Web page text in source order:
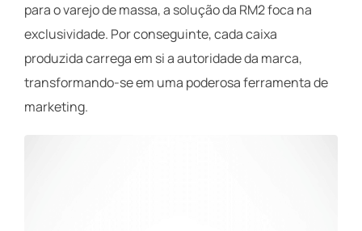
para o varejo de massa, a solução da RM2 foca na
exclusividade. Por conseguinte, cada caixa
produzida carrega em si a autoridade da marca,
transformando-se em uma poderosa ferramenta de
marketing.